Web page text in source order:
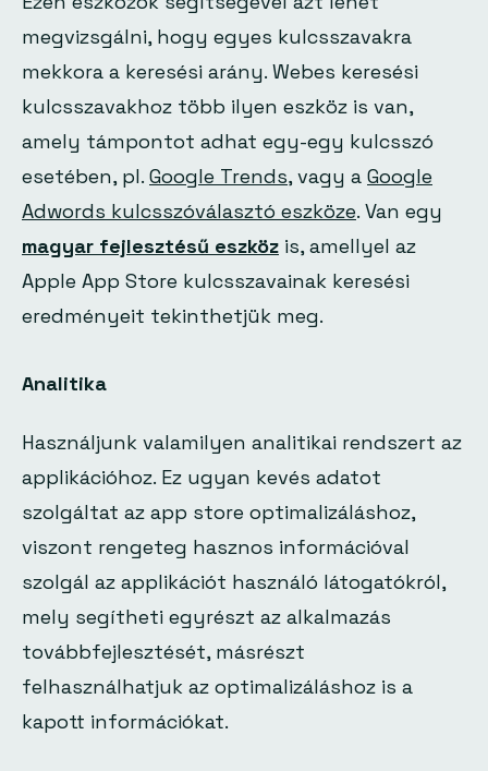
megvizsgálni, hogy egyes kulcsszavakra
mekkora a keresési arány. Webes keresési
kulcsszavakhoz több ilyen eszköz is van,
amely támpontot adhat egy-egy kulcsszó
esetében, pl. Google Trends, vagy a Google
Adwords kulcsszóválasztó eszköze. Van egy
magyar fejlesztésű eszköz is, amellyel az
Apple App Store kulcsszavainak keresési
eredményeit tekinthetjük meg.
Analitika
Használjunk valamilyen analitikai rendszert az
applikációhoz. Ez ugyan kevés adatot
szolgáltat az app store optimalizáláshoz,
viszont rengeteg hasznos információval
szolgál az applikációt használó látogatókról,
mely segítheti egyrészt az alkalmazás
továbbfejlesztését, másrészt
felhasználhatjuk az optimalizáláshoz is a
kapott információkat.